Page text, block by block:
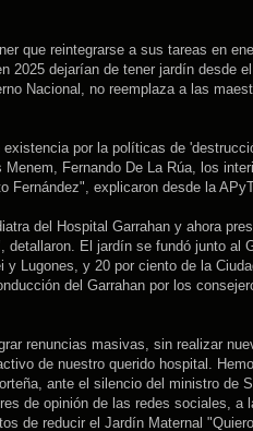
que reintegrarse a sus tareas en
2025 dejarían de tener jardín desde
Nacional, no reemplaza a las
por la políticas de
Fernando De La Rúa, los
Fernández", explicaron desde la
del Hospital Garrahan y ahora
El jardín se fundó junto al
Lugones, y 20 por ciento de la
del Garrahan por los
renuncias masivas, sin realizar
de nuestro querido hospital.
ante el silencio del ministro de
de opinión de las redes sociales, a
de reducir el Jardín Maternal